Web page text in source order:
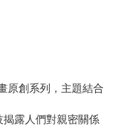
原創系列，主題結合
露人們對親密關係